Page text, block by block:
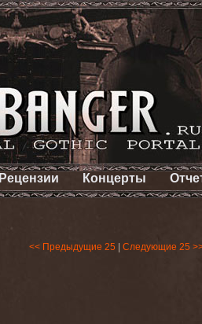
Рецензии Концерты
<< Предыдущие 25 Следующие 25